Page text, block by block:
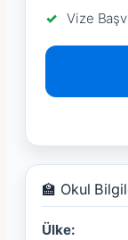
Vize
🏫 Okul
Ülke: